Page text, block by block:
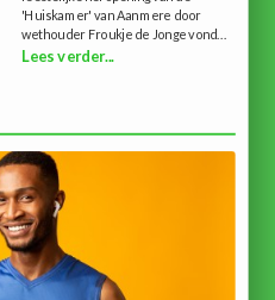
'Huiskamer' van Aanmere door
wethouder Froukje de Jonge vond...
Lees verder...